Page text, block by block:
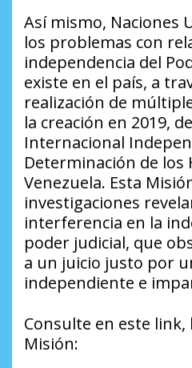
Así mismo, Naciones
los problemas con
independencia del
existe en el país, a
realización de
la creación en 2019,
Internacional
Determinación de los
Venezuela. Esta
investigaciones
interferencia en la
poder judicial, que
a un juicio justo por
independiente e
Consulte en este
Misión: